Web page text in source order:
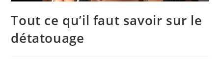
Tout ce qu’il faut savoir sur le
détatouage